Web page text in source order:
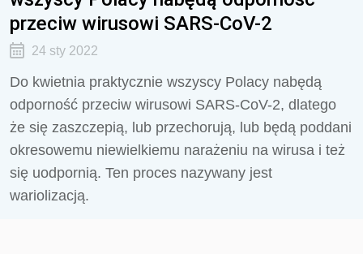
przeciw wirusowi SARS-CoV-2
24 sty 2022
Do kwietnia praktycznie wszyscy Polacy nabędą
odporność przeciw wirusowi SARS-CoV-2, dlatego
że się zaszczepią, lub przechorują, lub będą poddani
okresowemu niewielkiemu narażeniu na wirusa i też
się uodpornią. Ten proces nazywany jest
wariolizacją.